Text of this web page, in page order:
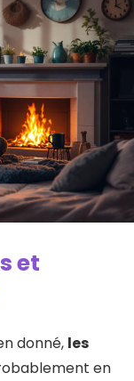
et
donné, les
en